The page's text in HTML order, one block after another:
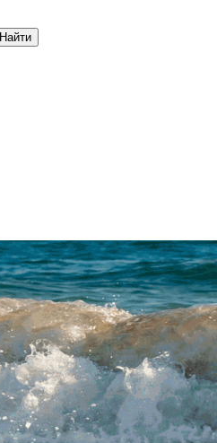
Найти